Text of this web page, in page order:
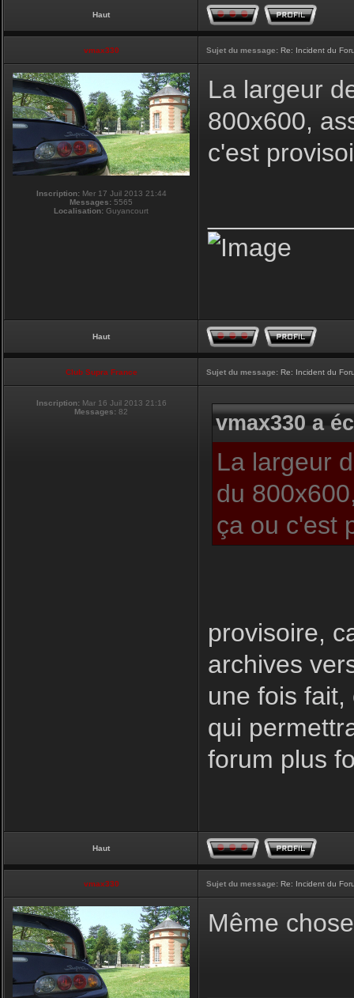
Haut
vmax330 Sujet du message: Re: Incident du
Inscription:Mer 17 Juil 2013 21:44
Messages: 5565
Localisation: Guyancourt
La largeur
800x600,
c'est
Haut
Club Supra France Sujet du message: Re: Incident du
Inscription: Mar 16 Juil 2013 21:16
Messages: 82 vmax330 a
La largeur
du
ça ou c'est
provisoire,
archives
une fois
qui
forum plus
Haut
vmax330 Sujet du message: Re: Incident du
Même